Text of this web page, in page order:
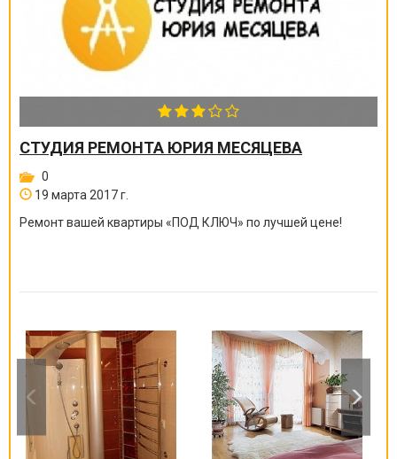
СТУДИЯ РЕМОНТА ЮРИЯ МЕСЯЦЕВА
0
19 марта 2017 г.
Ремонт вашей квартиры «ПОД КЛЮЧ» по лучшей цене!